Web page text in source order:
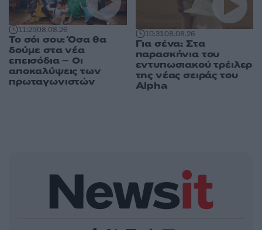
11:2508.08.26
Το σόι σου: Όσα θα
δούμε στα νέα
επεισόδια – Οι
αποκαλύψεις των
πρωταγωνιστών
10:3108.08.26
Για σένα: Στα
παρασκήνια του
εντυπωσιακού τρέιλερ
της νέας σειράς του
Alpha